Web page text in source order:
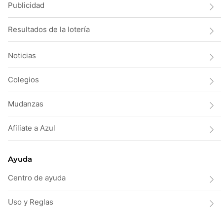
Publicidad
Resultados de la lotería
Noticias
Colegios
Mudanzas
Afiliate a Azul
Ayuda
Centro de ayuda
Uso y Reglas